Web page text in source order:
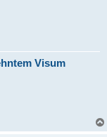
Visum